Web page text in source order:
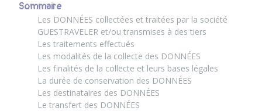
Sommaire
Les DONNÉES collectées et traitées par la société
GUESTRAVELER et/ou transmises à des tiers
Les traitements effectués
Les modalités de la collecte des DONNÉES
Les finalités de la collecte et leurs bases légales
La durée de conservation des DONNÉES
Les destinataires des DONNÉES
Le transfert des DONNÉES